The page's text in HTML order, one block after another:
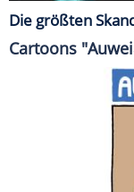
Die größten
Cartoons